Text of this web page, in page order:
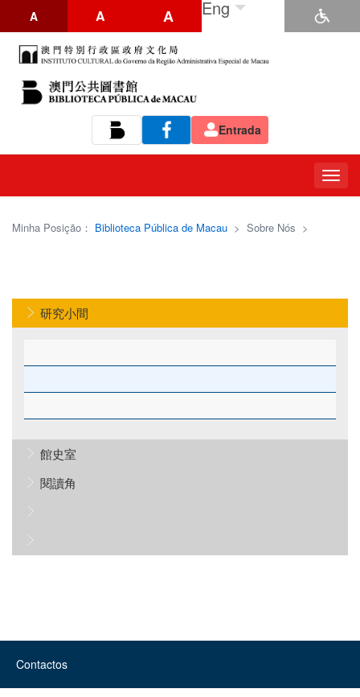
A A A Eng
Entrada
Minha Posição： Biblioteca Pública de Macau > Sobre Nós >
研究小間
館史室
閱讀角
Contactos